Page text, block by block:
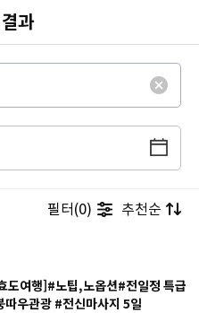
과
추천순
필터(0)
도여행]#노팁,노옵션#전일정 특급
우관광 #전신마사지 5일